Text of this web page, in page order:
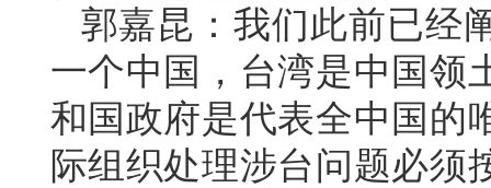
郭嘉昆：我们此前已经
一个中国，台湾是中国领
和国政府是代表全中国的
际组织处理涉台问题必须